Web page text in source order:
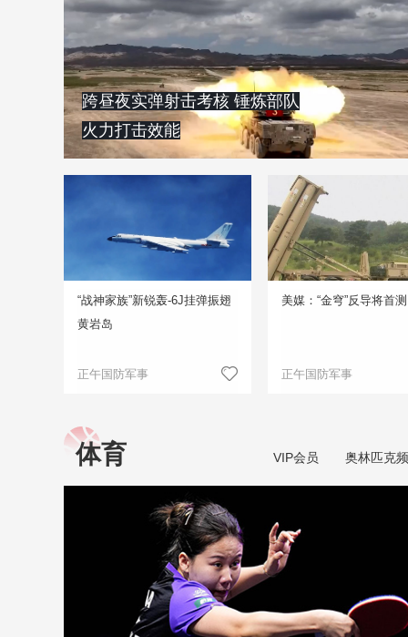
跨昼夜实弹射击考核 锤炼部队
火力打击效能
“战神家族”新锐轰-6J挂弹振翅
黄岩岛
正午国防军事
美媒：“金穹”反导将首测
正午国防军事
体育 VIP会员 奥林匹克